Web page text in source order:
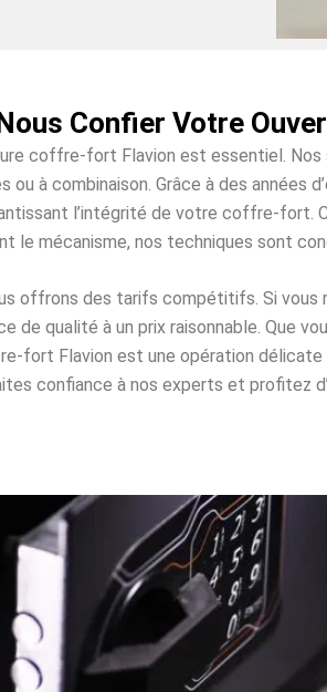
Confier Votre
coffre-fort Flavion est essentiel.
à combinaison. Grâce à des années
l’intégrité de votre coffre-fort.
le mécanisme, nos techniques sont
offrons des tarifs compétitifs. Si
de qualité à un prix raisonnable. Que
fort Flavion est une opération
confiance à nos experts et profitez